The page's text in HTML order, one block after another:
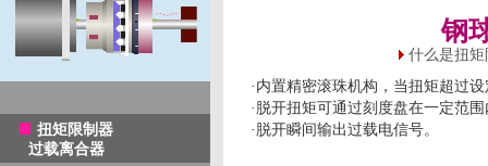
扭矩限制器
过载离合器
钢
什么是扭
·内置精密滚珠机构，当扭矩超过
·脱开扭矩可通过刻度盘在一定范
·脱开瞬间输出过载电信号。